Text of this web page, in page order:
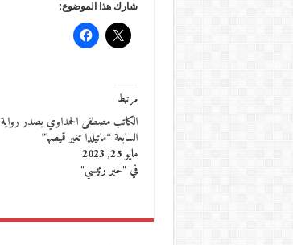
شارك هذا الموضوع:
مرتبط
الكاتب مصطفى الحمداوي يصدر رواية
السابعة “ماتيلدا تغير قميصها”
مايو 25, 2023
في "خبر رئيسي"